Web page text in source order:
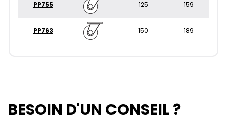
PP755 125 159
PP763 150 189
BESOIN D'UN CONSEIL ?